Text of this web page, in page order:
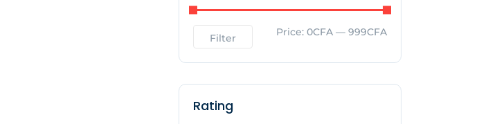
Filter Price: 0CFA — 999CFA
Rating